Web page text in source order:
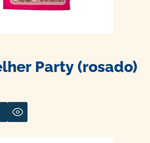
Party (rosado)